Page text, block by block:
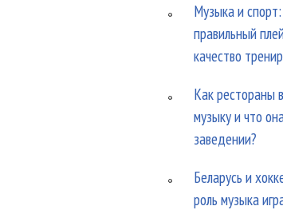
Музыка и
правильный
качество
Как рестораны
музыку и что
заведении?
Беларусь и
роль музыка